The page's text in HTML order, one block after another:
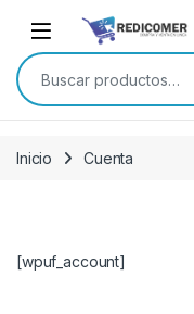
Buscar por:
Inicio Cuenta
[wpuf_account]